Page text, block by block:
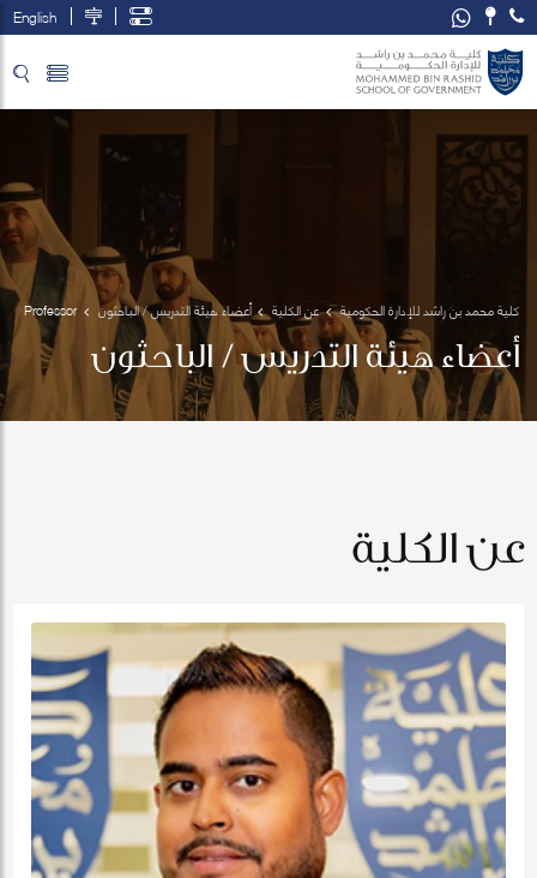
English
كلية محمد بن راشد للإدارة الحكومية عن الكلية أعضاء هيئة التدريس / الباحثون
Professor
Immanuel
Moonesar
أعضاء هيئة التدريس / الباحثون
عن الكلية